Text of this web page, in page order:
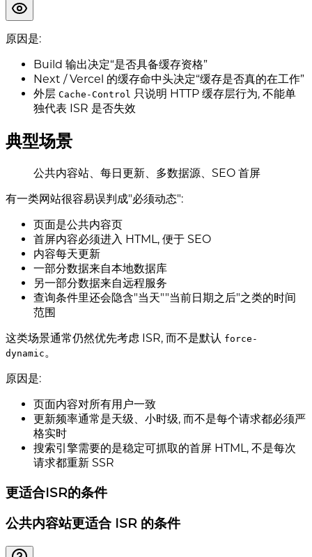
原因是:
Build 输出决定“是否具备缓存资格”
Next / Vercel 的缓存命中头决定“缓存是否真的在工作”
外层 Cache-Control 只说明 HTTP 缓存层行为, 不能单
独代表 ISR 是否失效
典型场景
公共内容站、每日更新、多数据源、SEO 首屏
有一类网站很容易误判成"必须动态":
页面是公共内容页
首屏内容必须进入 HTML, 便于 SEO
内容每天更新
一部分数据来自本地数据库
另一部分数据来自远程服务
查询条件里还会隐含"当天""当前日期之后"之类的时间
范围
这类场景通常仍然优先考虑 ISR, 而不是默认 force-
dynamic。
原因是:
页面内容对所有用户一致
更新频率通常是天级、小时级, 而不是每个请求都必须严
格实时
搜索引擎需要的是稳定可抓取的首屏 HTML, 不是每次
请求都重新 SSR
更适合ISR的条件
公共内容站更适合 ISR 的条件